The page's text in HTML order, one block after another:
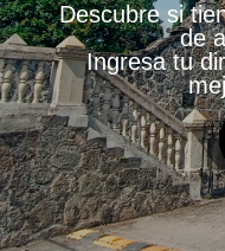
Descubre si
de
Ingresa tu